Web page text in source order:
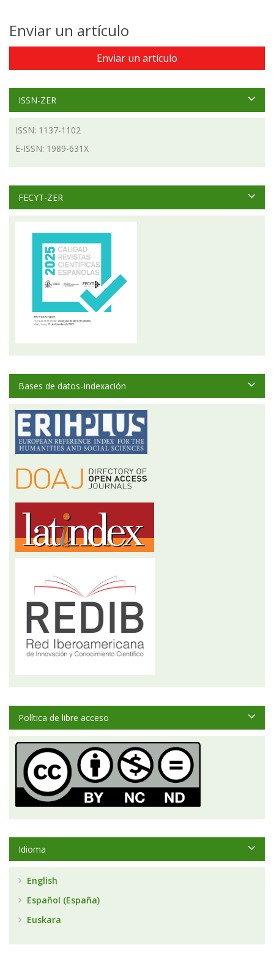
Enviar un artículo
Enviar un artículo
ISSN-ZER
ISSN: 1137-1102
E-ISSN: 1989-631X
FECYT-ZER
Bases de datos-Indexación
Política de libre acceso
Idioma
English
Español (España)
Euskara